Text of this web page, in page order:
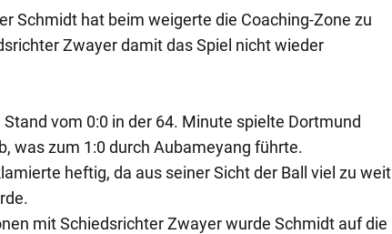
Schmidt hat beim weigerte die Coaching-Zone zu
Zwayer damit das Spiel nicht wieder
vom 0:0 in der 64. Minute spielte Dortmund
was zum 1:0 durch Aubameyang führte.
heftig, da aus seiner Sicht der Ball viel zu weit
mit Schiedsrichter Zwayer wurde Schmidt auf die